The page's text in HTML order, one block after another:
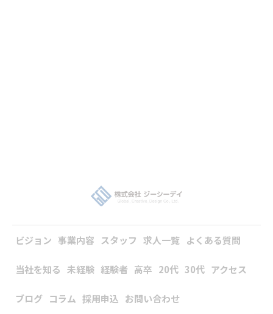
ビジョン 事業内容 スタッフ 求人一覧 よくある質問
当社を知る 未経験 経験者 高卒 20代 30代 アクセス
ブログ コラム 採用申込 お問い合わせ